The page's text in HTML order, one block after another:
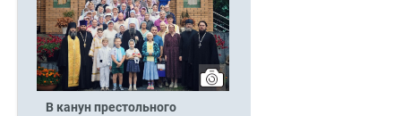
В канун престольного